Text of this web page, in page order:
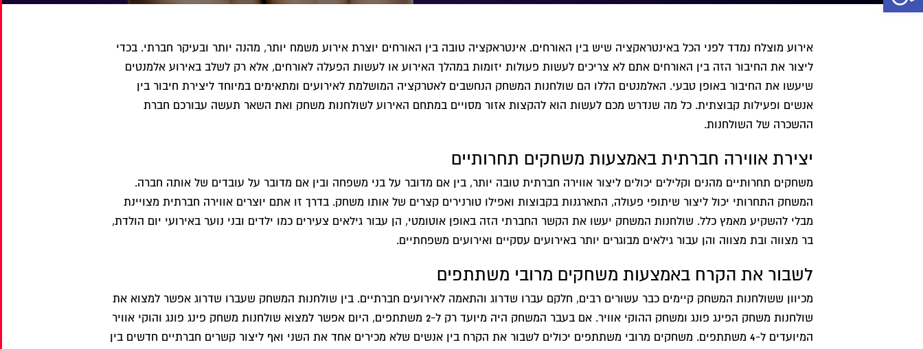
אירוע מוצלח נמדד לפני הכל באינטראקציה שיש בין האורחים. אינטראקציה טובה בין האורחים יוצרת אירוע משמח יותר, מהנה יותר ובעיקר חברתי. בכדי
ליצור את החיבור הזה בין האורחים אתם לא צריכים לעשות פעולות יזומות במהלך האירוע או לעשות הפעלה לאורחים, אלא רק לשלב באירוע אלמנטים
שיעשו את החיבור באופן טבעי. האלמנטים הללו הם שולחנות המשחק הנחשבים לאטרקציה המושלמת לאירועים ומתאימים במיוחד ליצירת חיבור בין
אנשים ופעילות קבוצתית. כל מה שנדרש מכם לעשות הוא להקצות אזור מסויים במתחם האירוע לשולחנות משחק ואת השאר תעשה עבורכם חברת
ההשכרה של השולחנות.
יצירת אווירה חברתית באמצעות משחקים תחרותיים
משחקים תחרותיים מהנים וקלילים יכולים ליצור אווירה חברתית טובה יותר, בין אם מדובר על בני משפחה ובין אם מדובר על עובדים של אותה חברה.
המשחק התחרותי יכול ליצור שיתופי פעולה, התארגנות בקבוצות ואפילו טורנירים קצרים של אותו משחק. בדרך זו אתם יוצרים אווירה חברתית מצויינת
מבלי להשקיע מאמץ כלל. שולחנות המשחק יעשו את הקשר החברתי הזה באופן אוטומטי, הן עבור גילאים צעירים כמו ילדים ובני נוער באירועי יום הולדת,
בר מצווה ובת מצווה והן עבור גילאים מבוגרים יותר באירועים עסקיים ואירועים משפחתיים.
לשבור את הקרח באמצעות משחקים מרובי משתתפים
מכיוון ששולחנות המשחק קיימים כבר עשורים רבים, חלקם עברו שדרוג והתאמה לאירועים חברתיים. בין שולחנות המשחק שעברו שדרוג אפשר למצוא את
שולחנות משחק הפינג פונג ומשחק ההוקי אוויר. אם בעבר המשחק היה מיועד רק ל-2 משתתפים, היום אפשר למצוא שולחנות משחק פינג פונג והוקי אוויר
המיועדים ל-4 משתתפים. משחקים מרובי משתתפים יכולים לשבור את הקרח בין אנשים שלא מכירים אחד את השני ואף ליצור קשרים חברתיים חדשים בין